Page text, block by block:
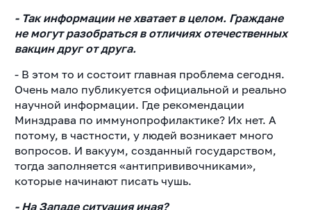
- Так информации не хватает в целом. Граждане
не могут разобраться в отличиях отечественных
вакцин друг от друга.
- В этом то и состоит главная проблема сегодня.
Очень мало публикуется официальной и реально
научной информации. Где рекомендации
Минздрава по иммунопрофилактике? Их нет. А
потому, в частности, у людей возникает много
вопросов. И вакуум, созданный государством,
тогда заполняется «антипрививочниками»,
которые начинают писать чушь.
- На Западе ситуация иная?